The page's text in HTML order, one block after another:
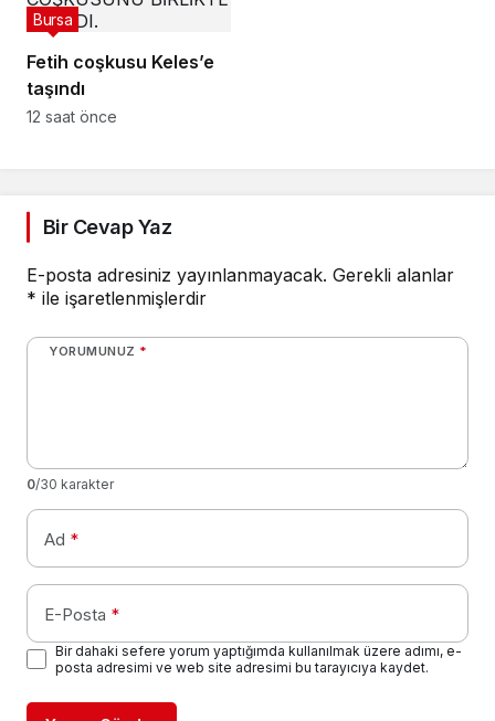
Fetih coşkusu Keles’e
taşındı
Bursa
12 saat önce
Bir Cevap Yaz
E-posta adresiniz yayınlanmayacak. Gerekli alanlar
* ile işaretlenmişlerdir
YORUMUNUZ *
0/30 karakter
Ad *
E-Posta *
Bir dahaki sefere yorum yaptığımda kullanılmak üzere adımı, e-
posta adresimi ve web site adresimi bu tarayıcıya kaydet.